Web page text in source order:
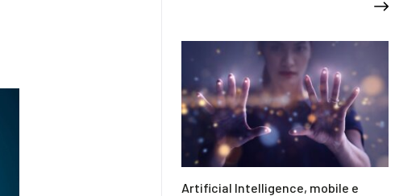
Artificial Intelligence, mobile e